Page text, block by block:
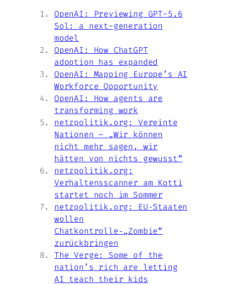
OpenAI: Previewing GPT-5.6
Sol: a next-generation
model
OpenAI: How ChatGPT
adoption has expanded
OpenAI: Mapping Europe’s AI
Workforce Opportunity
OpenAI: How agents are
transforming work
netzpolitik.org: Vereinte
Nationen – „Wir können
nicht mehr sagen, wir
hätten von nichts gewusst“
netzpolitik.org:
Verhaltensscanner am Kotti
startet noch im Sommer
netzpolitik.org: EU‑Staaten
wollen
Chatkontrolle‑„Zombie“
zurückbringen
The Verge: Some of the
nation’s rich are letting
AI teach their kids